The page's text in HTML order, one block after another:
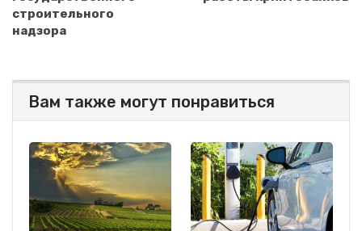
строительного
надзора
Вам также могут понравиться